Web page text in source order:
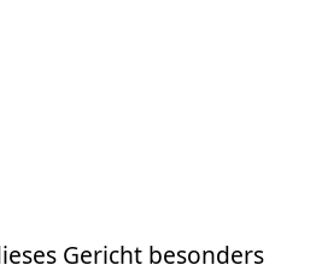
Gericht besonders